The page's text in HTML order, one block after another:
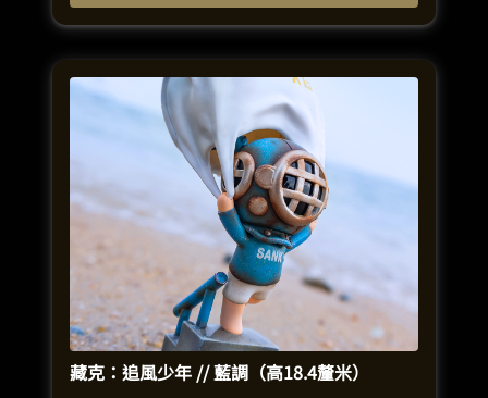
藏克：追風少年 // 藍調（高18.4釐米）